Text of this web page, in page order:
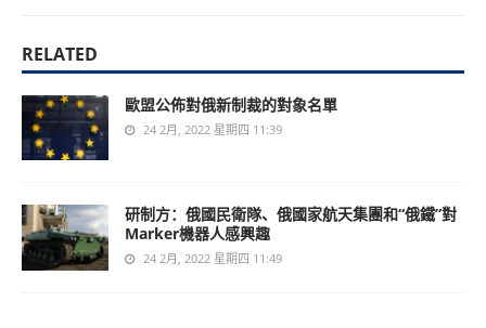
RELATED
歐盟公佈對俄新制裁的對象名單
24 2月, 2022 星期四 11:39
研制方：俄國民衛隊、俄國家航天集團和“俄鐵”對
Marker機器人感興趣
24 2月, 2022 星期四 11:49